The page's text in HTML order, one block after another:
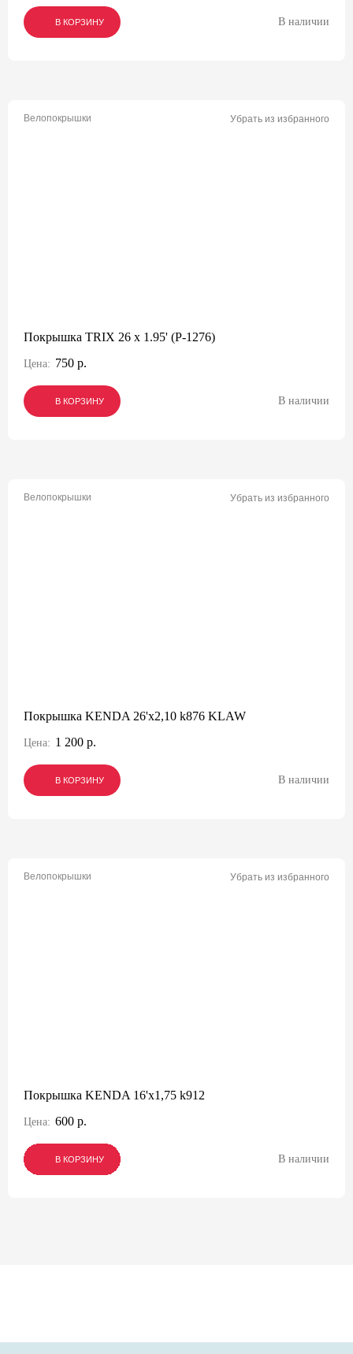
В КОРЗИНУ
В КОРЗИНУ
В КОРЗИНУ В наличии
Велопокрышки Убрать из избранного
Покрышка TRIX 26 x 1.95' (P-1276)
Цена: 750 р.
В КОРЗИНУ
В КОРЗИНУ
В КОРЗИНУ В наличии
Велопокрышки Убрать из избранного
Покрышка KENDA 26'х2,10 k876 KLAW
Цена: 1 200 р.
В КОРЗИНУ
В КОРЗИНУ
В КОРЗИНУ В наличии
Велопокрышки Убрать из избранного
Покрышка KENDA 16'х1,75 k912
Цена: 600 р.
В КОРЗИНУ
В КОРЗИНУ
В КОРЗИНУ В наличии